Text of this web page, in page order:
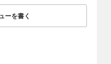
ーを書く